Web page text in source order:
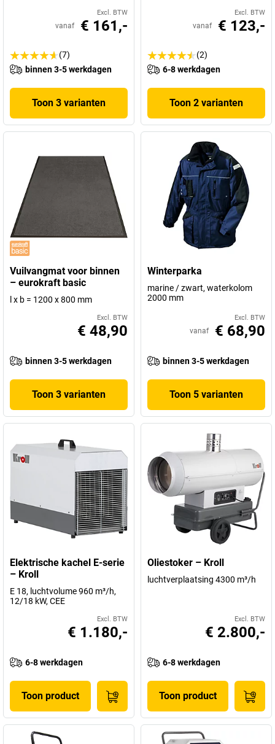
Excl. BTW
vanaf € 161,-
(7)
binnen 3-5 werkdagen
Toon 3 varianten
Excl. BTW
vanaf € 123,-
(2)
6-8 werkdagen
Toon 2 varianten
Vuilvangmat voor binnen
– eurokraft basic
l x b = 1200 x 800 mm
Excl. BTW
€ 48,90
binnen 3-5 werkdagen
Toon 3 varianten
Winterparka
marine / zwart, waterkolom
2000 mm
Excl. BTW
vanaf € 68,90
binnen 3-5 werkdagen
Toon 5 varianten
Elektrische kachel E-serie
– Kroll
E 18, luchtvolume 960 m³/h,
12/18 kW, CEE
Excl. BTW
€ 1.180,-
6-8 werkdagen
Toon product
Oliestoker – Kroll
luchtverplaatsing 4300 m³/h
Excl. BTW
€ 2.800,-
6-8 werkdagen
Toon product